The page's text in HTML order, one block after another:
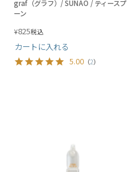
graf（グラフ）/ SUNAO / ティースプ
ーン
¥825税込
カートに入れる
5.00 （2）